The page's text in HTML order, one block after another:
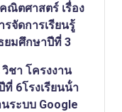
ณิตศาสตร์ เรื่อง
จัดการเรียนรู้
ยมศึกษาปีที่ 3
ชา โครงงาน
6โรงเรียนน้ํา
ระบบ Google